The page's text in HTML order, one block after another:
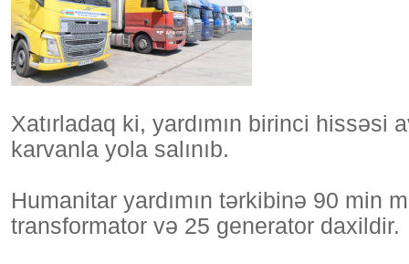
Xatırladaq ki, yardımın birinci hissəsi
karvanla yola salınıb.
Humanitar yardımın tərkibinə 90 min
transformator və 25 generator daxildir.